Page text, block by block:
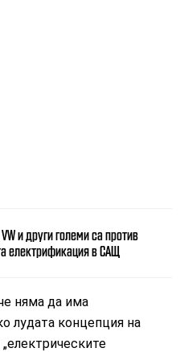
и други големи са против
електрификация в САЩ
няма да има
лудата концепция на